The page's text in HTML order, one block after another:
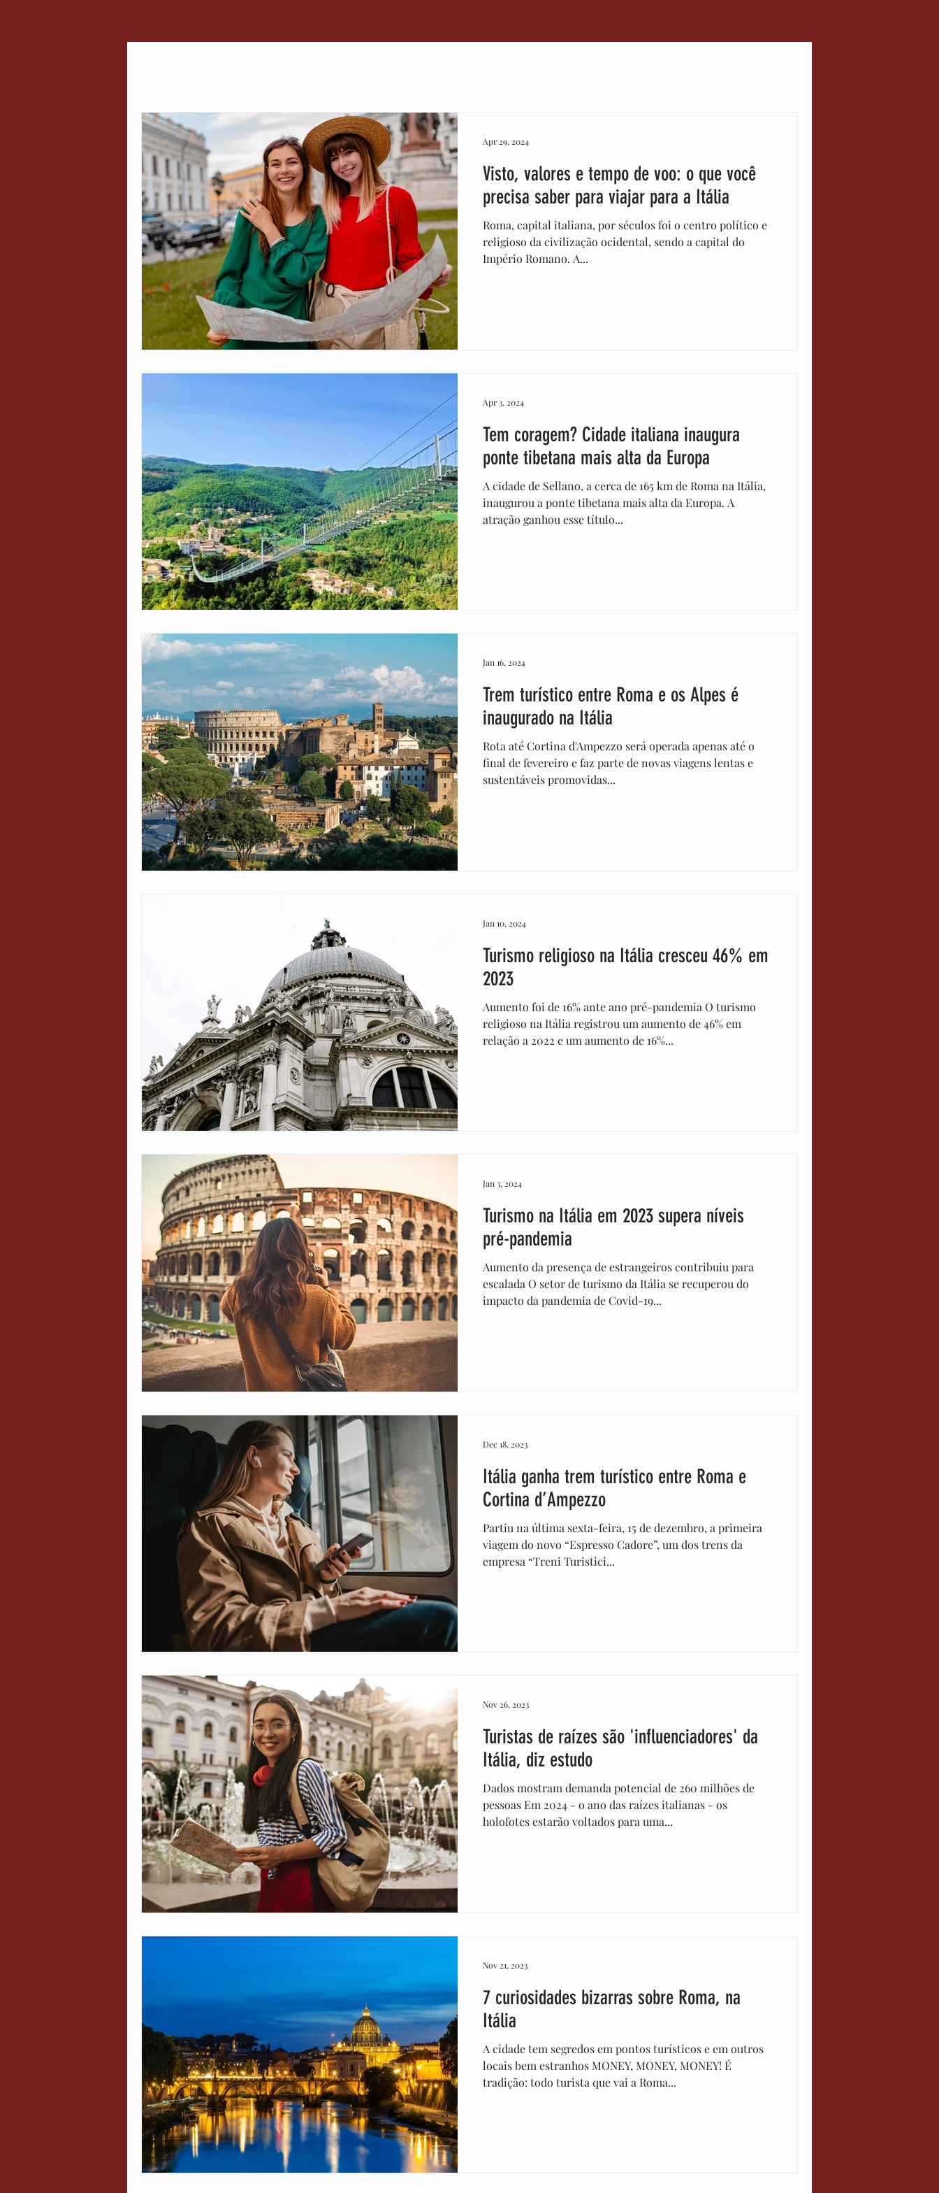
Curiosidades Cultura Culinária Italiana Medidas
Serviços Inovação
Visto, valores e tempo de voo: o que você
precisa saber para viajar para a Itália
Roma, capital italiana, por séculos foi o centro político e
religioso da civilização ocidental, sendo a capital do
Império Romano. A...
Apr 29, 2024
Tem coragem? Cidade italiana inaugura
ponte tibetana mais alta da Europa
A cidade de Sellano, a cerca de 165 km de Roma na Itália,
inaugurou a ponte tibetana mais alta da Europa. A
atração ganhou esse título...
Apr 3, 2024
Trem turístico entre Roma e os Alpes é
inaugurado na Itália
Rota até Cortina d'Ampezzo será operada apenas até o
final de fevereiro e faz parte de novas viagens lentas e
sustentáveis promovidas...
Jan 16, 2024
Turismo religioso na Itália cresceu 46% em
2023
Aumento foi de 16% ante ano pré-pandemia O turismo
religioso na Itália registrou um aumento de 46% em
relação a 2022 e um aumento de 16%...
Jan 10, 2024
Turismo na Itália em 2023 supera níveis
pré-pandemia
Aumento da presença de estrangeiros contribuiu para
escalada O setor de turismo da Itália se recuperou do
impacto da pandemia de Covid-19...
Jan 3, 2024
Itália ganha trem turístico entre Roma e
Cortina d’Ampezzo
Partiu na última sexta-feira, 15 de dezembro, a primeira
viagem do novo “Espresso Cadore”, um dos trens da
empresa “Treni Turistici...
Dec 18, 2023
Turistas de raízes são 'influenciadores' da
Itália, diz estudo
Dados mostram demanda potencial de 260 milhões de
pessoas Em 2024 - o ano das raízes italianas - os
holofotes estarão voltados para uma...
Nov 26, 2023
7 curiosidades bizarras sobre Roma, na
Itália
A cidade tem segredos em pontos turísticos e em outros
locais bem estranhos MONEY, MONEY, MONEY! É
tradição: todo turista que vai a Roma...
Nov 21, 2023